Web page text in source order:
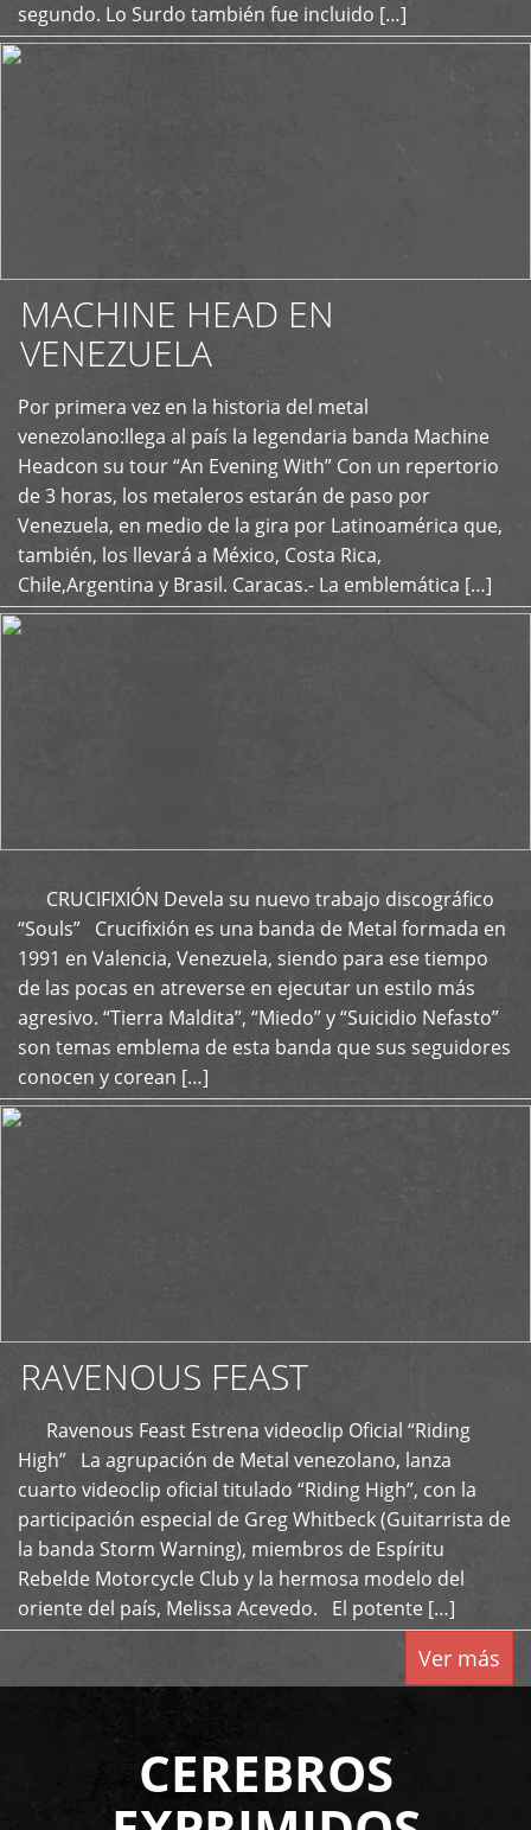
segundo. Lo Surdo también fue incluido […]
MACHINE HEAD EN
VENEZUELA
Por primera vez en la historia del metal
venezolano:llega al país la legendaria banda Machine
Headcon su tour “An Evening With” Con un repertorio
de 3 horas, los metaleros estarán de paso por
Venezuela, en medio de la gira por Latinoamérica que,
también, los llevará a México, Costa Rica,
Chile,Argentina y Brasil. Caracas.- La emblemática […]
+
CRUCIFIXIÓN Devela su nuevo trabajo discográfico
“Souls” Crucifixión es una banda de Metal formada en
1991 en Valencia, Venezuela, siendo para ese tiempo
de las pocas en atreverse en ejecutar un estilo más
agresivo. “Tierra Maldita”, “Miedo” y “Suicidio Nefasto”
son temas emblema de esta banda que sus seguidores
conocen y corean […]
+
RAVENOUS FEAST
Ravenous Feast Estrena videoclip Oficial “Riding
High” La agrupación de Metal venezolano, lanza
cuarto videoclip oficial titulado “Riding High”, con la
participación especial de Greg Whitbeck (Guitarrista de
la banda Storm Warning), miembros de Espíritu
Rebelde Motorcycle Club y la hermosa modelo del
oriente del país, Melissa Acevedo. El potente […]
Ver más
CEREBROS